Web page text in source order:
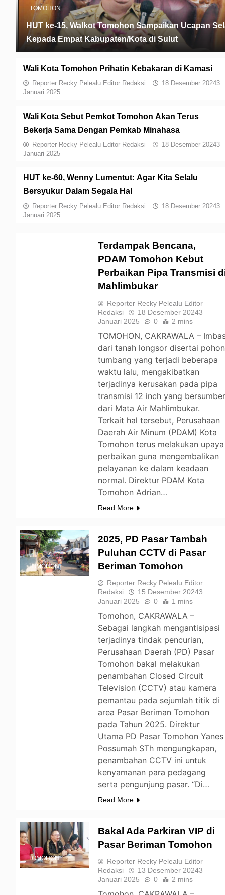
TOMOHON
HUT ke-15, Walkot Tomohon Sampaikan Ucapan
Kepada Empat Kabupaten/Kota di Sulut
Wali Kota Tomohon Prihatin Kebakaran di Kamasi
Reporter Recky Pelealu Editor Redaksi 18 Desember 20243
Januari 2025
Wali Kota Sebut Pemkot Tomohon Akan Terus
Bekerja Sama Dengan Pemkab Minahasa
Reporter Recky Pelealu Editor Redaksi 18 Desember 20243
Januari 2025
HUT ke-60, Wenny Lumentut: Agar Kita Selalu
Bersyukur Dalam Segala Hal
Reporter Recky Pelealu Editor Redaksi 18 Desember 20243
Januari 2025
Terdampak Bencana,
PDAM Tomohon Kebut
Perbaikan Pipa Transmisi
Mahlimbukar
Reporter Recky Pelealu Editor
Redaksi
18 Desember 20243
Januari 2025
0 2 mins
TOMOHON, CAKRAWALA –
dari tanah longsor disertai pohon
tumbang yang terjadi beberapa
waktu lalu, mengakibatkan
terjadinya kerusakan pada pipa
transmisi 12 inch yang
dari Mata Air Mahlimbukar.
Terkait hal tersebut, Perusahaan
Daerah Air Minum (PDAM) Kota
Tomohon terus melakukan upaya
perbaikan guna mengembalikan
pelayanan ke dalam keadaan
normal. Direktur PDAM Kota
Tomohon Adrian…
Read More
TOMOHON
2025, PD Pasar Tambah
Puluhan CCTV di Pasar
Beriman Tomohon
Reporter Recky Pelealu Editor
Redaksi
15 Desember 20243
Januari 2025
0 1 mins
Tomohon, CAKRAWALA –
Sebagai langkah mengantisipasi
terjadinya tindak pencurian,
Perusahaan Daerah (PD) Pasar
Tomohon bakal melakukan
penambahan Closed Circuit
Television (CCTV) atau kamera
pemantau pada sejumlah titik di
area Pasar Beriman Tomohon
pada Tahun 2025. Direktur
Utama PD Pasar Tomohon Yanes
Possumah STh mengungkapan,
penambahan CCTV ini untuk
kenyamanan para pedagang
serta pengunjung pasar. “Di…
Read More
TOMOHON
Bakal Ada Parkiran VIP di
Pasar Beriman Tomohon
Reporter Recky Pelealu Editor
Redaksi
13 Desember 20243
Januari 2025
0 2 mins